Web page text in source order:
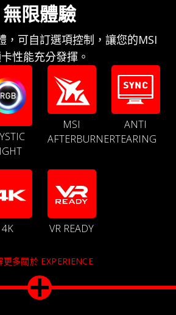
無限體驗
，可自訂選項控制，讓您的MSI
性能充分發揮。
MSI
AFTERBURNER
ANTI
TEARING
4K VR READY
更多關於 EXPERIENCE